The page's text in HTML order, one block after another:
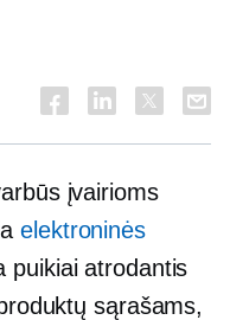
įvairioms
elektroninės
puikiai atrodantis
sąrašams,